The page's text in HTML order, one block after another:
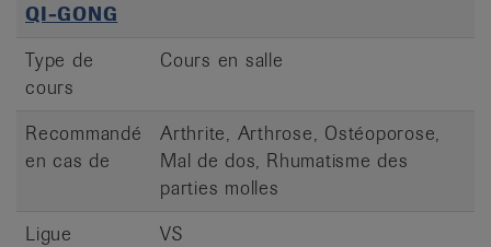
QI-GONG
Type de
cours
Cours en salle
Recommandé
en cas de
Arthrite, Arthrose, Ostéoporose,
Mal de dos, Rhumatisme des
parties molles
Ligue
VS